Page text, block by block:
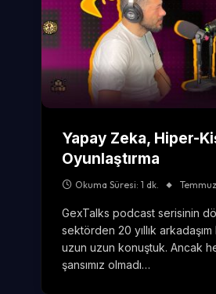
Yapay Zeka, Hiper-
Oyunlaştırma
Okuma Süresi: 1 dk.
GexTalks podcast serisinin
sektörden 20 yıllık
uzun uzun konuştuk. Ancak
şansımız olmadı…